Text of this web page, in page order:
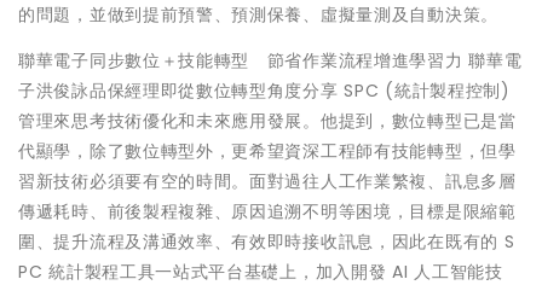
的問題，並做到提前預警、預測保養、虛擬量測及自動決策。
聯華電子同步數位＋技能轉型 節省作業流程增進學習力 聯華電
子洪俊詠品保經理即從數位轉型角度分享 SPC (統計製程控制)
管理來思考技術優化和未來應用發展。他提到，數位轉型已是當
代顯學，除了數位轉型外，更希望資深工程師有技能轉型，但學
習新技術必須要有空的時間。面對過往人工作業繁複、訊息多層
傳遞耗時、前後製程複雜、原因追溯不明等困境，目標是限縮範
圍、提升流程及溝通效率、有效即時接收訊息，因此在既有的 S
PC 統計製程工具一站式平台基礎上，加入開發 AI 人工智能技